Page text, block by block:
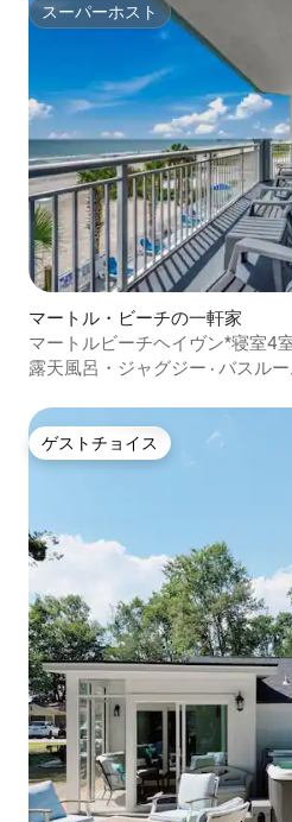
スーパーホスト
スーパーホスト
マートル・ビーチの一軒家
マートルビーチヘイヴン*寝室4
プール
露天風呂・ジャグジー · バスル
ゲストチョイス
ゲストチョイス